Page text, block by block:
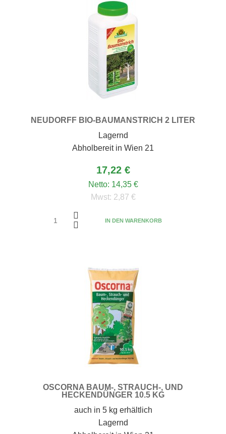
NEUDORFF BIO-BAUMANSTRICH 2 LITER
Lagernd
Abholbereit in Wien 21
17,22 €
Netto: 14,35 €
Mwst: 2,87 €
IN DEN WARENKORB
OSCORNA BAUM-, STRAUCH-, UND
HECKENDÜNGER 10.5 KG
auch in 5 kg erhältlich
Lagernd